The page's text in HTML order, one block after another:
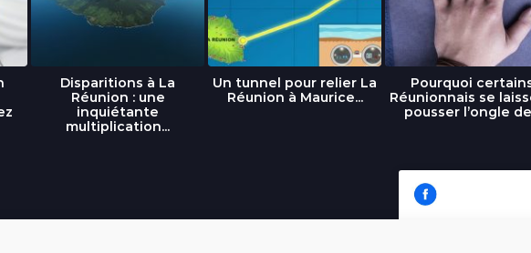
Disparitions à La
Réunion : une
inquiétante
multiplication...
Un tunnel pour relier La
Réunion à Maurice...
Pourquoi
Réunionnais se
pousser l’ongle